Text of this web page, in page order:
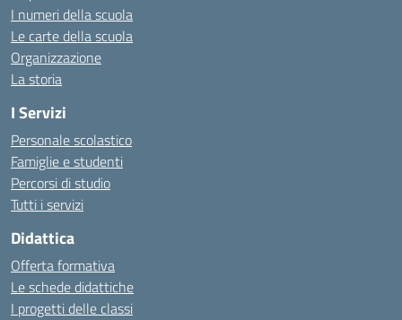
I numeri della scuola
Le carte della scuola
Organizzazione
La storia
I Servizi
Personale scolastico
Famiglie e studenti
Percorsi di studio
Tutti i servizi
Didattica
Offerta formativa
Le schede didattiche
I progetti delle classi